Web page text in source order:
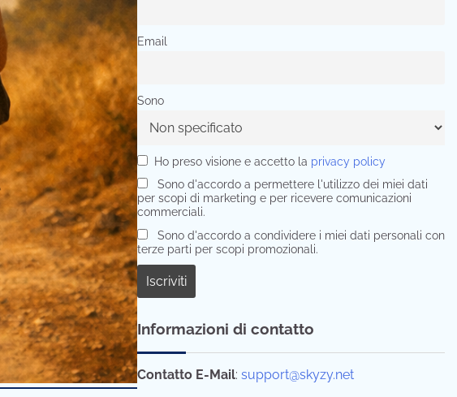
Email
Sono
Ho preso visione e accetto la privacy policy
Sono d'accordo a permettere l'utilizzo dei miei dati
per scopi di marketing e per ricevere comunicazioni
commerciali.
Sono d'accordo a condividere i miei dati personali con
terze parti per scopi promozionali.
Informazioni di contatto
Contatto E-Mail: support@skyzy.net